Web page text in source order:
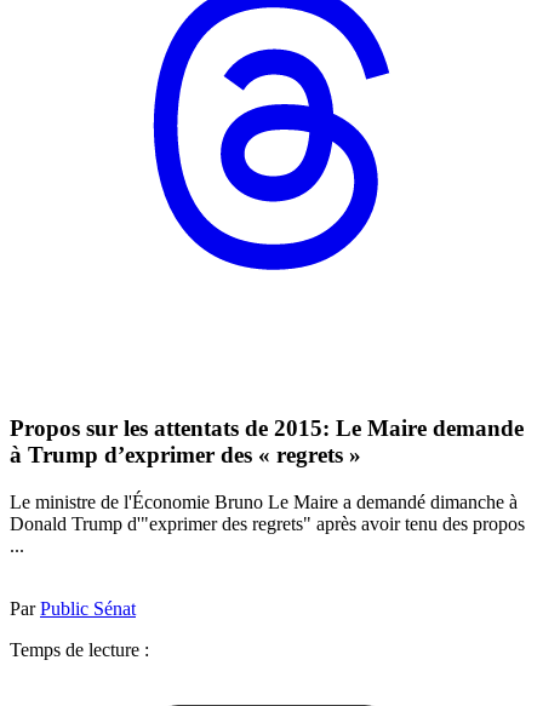
Propos sur les attentats de 2015: Le Maire demande
à Trump d’exprimer des « regrets »
Le ministre de l'Économie Bruno Le Maire a demandé dimanche à
Donald Trump d'"exprimer des regrets" après avoir tenu des propos
...
ParPublic Sénat
Temps de lecture :